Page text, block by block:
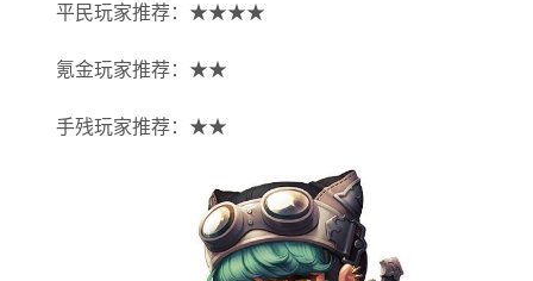
平民玩家推荐：★★★★
氪金玩家推荐：★★
手残玩家推荐：★★